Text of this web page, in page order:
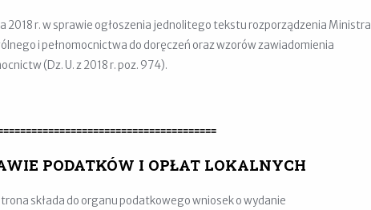
2018 r. w sprawie ogłoszenia jednolitego tekstu rozporządzenia Ministra
i pełnomocnictwa do doręczeń oraz wzorów zawiadomienia
(Dz. U. z 2018 r. poz. 974).
PODATKÓW I OPŁAT LOKALNYCH
składa do organu podatkowego wniosek o wydanie